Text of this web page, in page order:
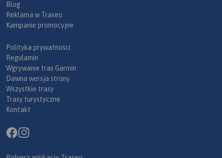
Blog
Reklama w Traseo
Kampanie promocyjne
Polityka prywatności
Regulamin
Wgrywanie tras Garmin
Dawna wersja strony
Wszystkie trasy
Trasy turystyczne
Kontakt